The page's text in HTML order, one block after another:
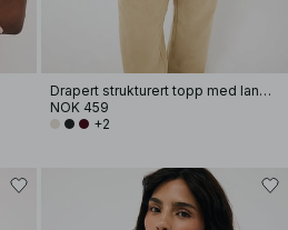
Drapert strukturert topp med lange ermer
NOK 459
+2